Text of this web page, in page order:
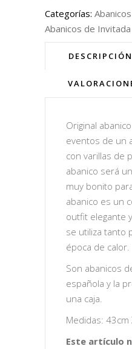
Categorías:
Abanicos de Invitada
DESCRIPCIÓN
Original
eventos de un
con varillas de
abanico será
muy bonito
abanico es un
outfit elegante
se utiliza tanto
época de calor.
Son abanicos
española y la
una caja.
Medidas: 43cm
Este artículo